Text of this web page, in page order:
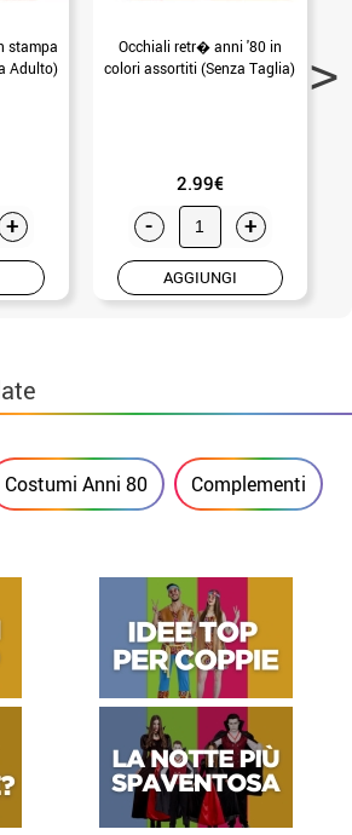
stampa
Adulto)
+
Occhiali retr� anni '80 in
colori assortiti (Senza Taglia)
2.99€
- +
AGGIUNGI
Costumi Anni 80 Complementi